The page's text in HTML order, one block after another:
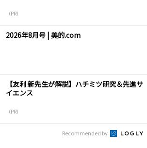
（PR）
2026年8月号 | 美的.com
【友利 新先生が解説】ハチミツ研究＆先進サ
イエンス
（PR）
Recommended by